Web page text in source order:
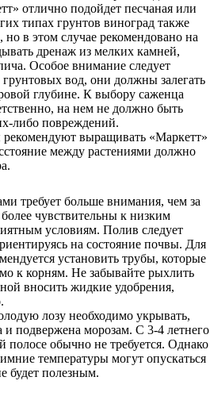
отлично подойдет песчаная или
типах грунтов виноград также
но в этом случае рекомендовано на
дренаж из мелких камней,
Особое внимание следует
вод, они должны залегать
глубине. К выбору саженца
на нем не должно быть
либо повреждений.
выращивать «Маркетт»
между растениями должно
требует больше внимания, чем за
чувствительны к низким
условиям. Полив следует
на состояние почвы. Для
установить трубы, которые
к корням. Не забывайте рыхлить
вносить жидкие удобрения,
лозу необходимо укрывать,
и подвержена морозам. С 3-4 летнего
полосе обычно не требуется. Однако
температуры могут опускаться
будет полезным.